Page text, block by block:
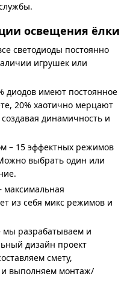
освещения ёлки
светодиоды постоянно
игрушек или
диодов имеют постоянное
20% хаотично мерцают
динамичность и
– 15 эффектных режимов
выбрать один или
максимальная
из себя микс режимов и
разрабатываем и
дизайн проект
смету,
и выполняем монтаж/